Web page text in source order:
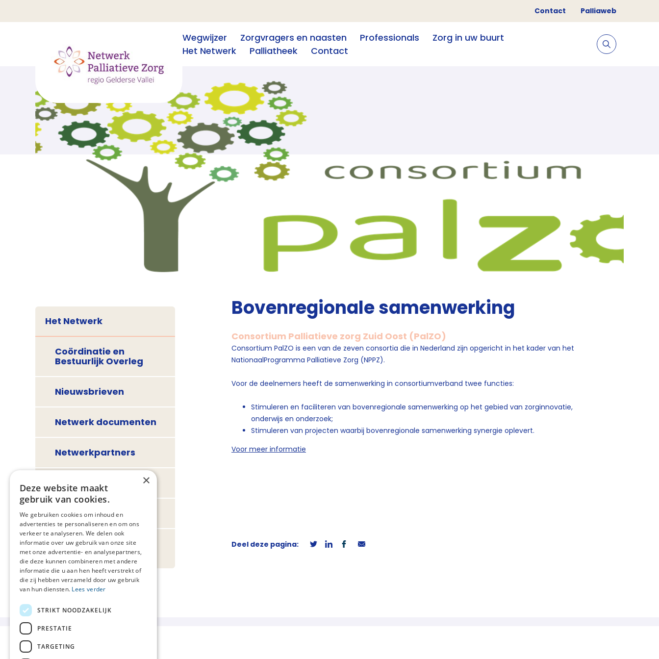
Contact Palliaweb
Wegwijzer Zorgvragers en naasten Professionals
Zorg in uw buurt
Het Netwerk
Palliatheek Contact
Het Netwerk
Coördinatie en
Bestuurlijk Overleg
Nieuwsbrieven
Netwerk documenten
Netwerkpartners
Netwerkafspraken
Consortium PalZO
Palliatieve zorg in
beeld
Bovenregionale samenwerking
Consortium Palliatieve zorg Zuid Oost (PalZO)
Consortium PalZO is een van de zeven consortia die in Nederland zijn opgericht in het kader van het
NationaalProgramma Palliatieve Zorg (NPPZ).
Voor de deelnemers heeft de samenwerking in consortiumverband twee functies:
Stimuleren en faciliteren van bovenregionale samenwerking op het gebied van zorginnovatie,
onderwijs en onderzoek;
Stimuleren van projecten waarbij bovenregionale samenwerking synergie oplevert.
Voor meer informatie
Deel deze pagina:
×
Deze website maakt
gebruik van cookies.
We gebruiken cookies om inhoud en
advertenties te personaliseren en om ons
verkeer te analyseren. We delen ook
informatie over uw gebruik van onze site
met onze advertentie- en analysepartners,
die deze kunnen combineren met andere
informatie die u aan hen heeft verstrekt of
die zij hebben verzameld door uw gebruik
van hun diensten. Lees verder
STRIKT NOODZAKELIJK
PRESTATIE
TARGETING